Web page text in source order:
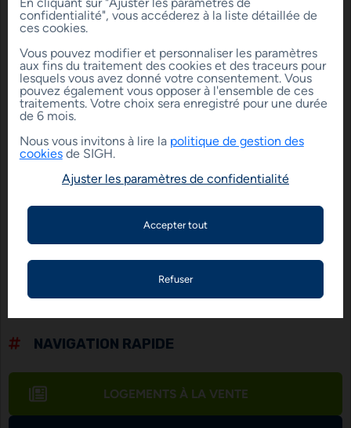
C 12 à 30
D : 39
E 51 à 70
F 71 à 100
Emissions de Co2 très importantes
( En kgCO²/m²/an )
Partager le logement en
Imprimer
NAVIGATION RAPIDE
LOGEMENTS À LA VENTE
confidentialité", vous accéderez à la liste détaillée de
ces cookies.
Vous pouvez modifier et personnaliser les paramètres
aux fins du traitement des cookies et des traceurs pour
lesquels vous avez donné votre consentement. Vous
pouvez également vous opposer à l'ensemble de ces
traitements. Votre choix sera enregistré pour une durée
de 6 mois.
Nous vous invitons à lire la politique de gestion des
cookiesde SIGH.
Ajuster les paramètres de confidentialité